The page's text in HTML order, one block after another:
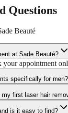
Questions
Beauté
at Sade Beauté?
appointment
specifically for men?
first laser hair
is it easy to find?